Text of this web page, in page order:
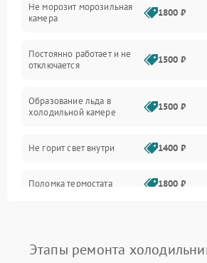
Дренаж
Не морозит морозильная
камера
1800 ₽
Постоянно работает и не
отключается
1500 ₽
Образование льда в
холодильной камере
1500 ₽
Не горит свет внутри 1400 ₽
Поломка термостата 1800 ₽
Поломка системы No Frost 2600 ₽
Этапы ремонта